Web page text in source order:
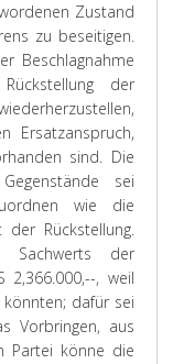
Zustand
zu beseitigen.
Beschlagnahme
der
Ersatzanspruch,
sind. Die
sei
wie die
Rückstellung.
Sachwerts der
, weil
dafür sei
Vorbringen, aus
Partei könne die